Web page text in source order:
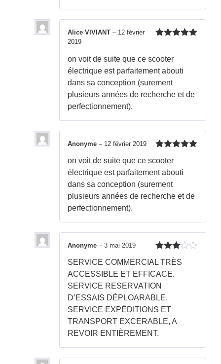
Alice VIVIANT – 12 février
2019
on voit de suite que ce scooter
électrique est parfaitement abouti
dans sa conception (surement
plusieurs années de recherche et de
perfectionnement).
5
Anonyme – 12 février 2019
on voit de suite que ce scooter
électrique est parfaitement abouti
dans sa conception (surement
plusieurs années de recherche et de
perfectionnement).
Note3
sur 5
Anonyme – 3 mai 2019
SERVICE COMMERCIAL TRÈS
ACCESSIBLE ET EFFICACE.
SERVICE RESERVATION
D’ESSAIS DÉPLOARABLE.
SERVICE EXPÉDITIONS ET
TRANSPORT EXCERABLE, A
REVOIR ENTIÈREMENT.